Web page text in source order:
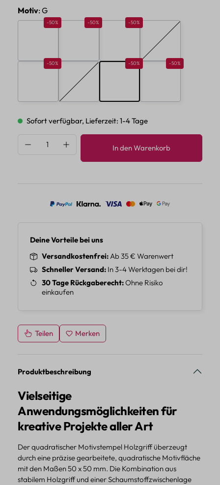
Motivauswählen
: G
Rabatt 50%
-50% Rabatt 50%
-50% Rabatt 50%
-50%
Rabatt 50%
-50% Rabatt 50%
-50% Rabatt 50%
-50%
Sofort verfügbar, Lieferzeit: 1-4 Tage
Produkt Anzahl: Gib den gewünschten
In den Warenkorb
Deine Vorteile bei uns
Versandkostenfrei Ab 35 € Warenwert
Schneller Versand In 3-4 Werktagen bei dir!
30 Tage Rückgaberecht Ohne Risiko
einkaufen
Teilen Merken
Produktbeschreibung
Vielseitige
Anwendungsmöglichkeiten für
kreative Projekte aller Art
Der quadratischer Motivstempel Holzgriff überzeugt
durch eine präzise gearbeitete, quadratische Motivfläche
mit den Maßen 50 x 50 mm. Die Kombination aus
stabilem Holzgriff und einer Schaumstoffzwischenlage